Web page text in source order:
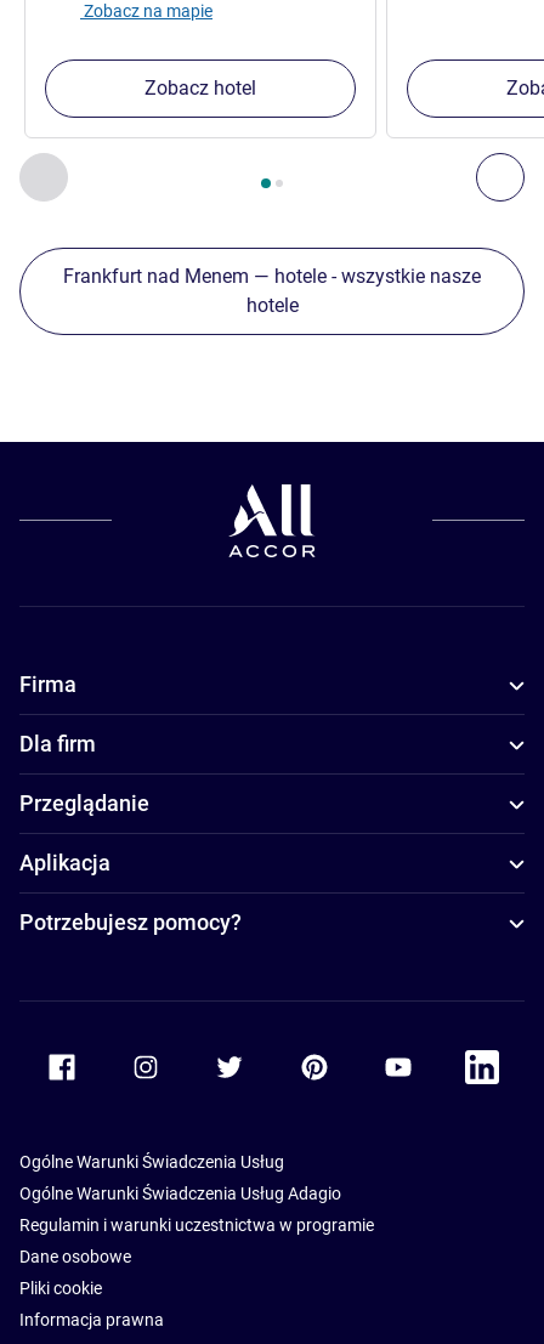
Poprzedni - Inne nasze placówki w pobliżu
Strona , Inne nasze placówki w pobliżu 1 :, Inne nasze
Zobacz na mapie
Zobacz hotel
Frankfurt nad Menem — hotele - wszystkie nasze
hotele
Firma
Dla firm
Przeglądanie
Aplikacja
Potrzebujesz pomocy?
Accor Youtube
Accor
Ogólne Warunki Świadczenia Usług
Ogólne Warunki Świadczenia Usług Adagio
Regulamin i warunki uczestnictwa w programie
Dane osobowe
Pliki cookie
Informacja prawna